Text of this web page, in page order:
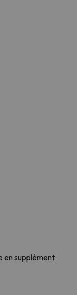
en supplément